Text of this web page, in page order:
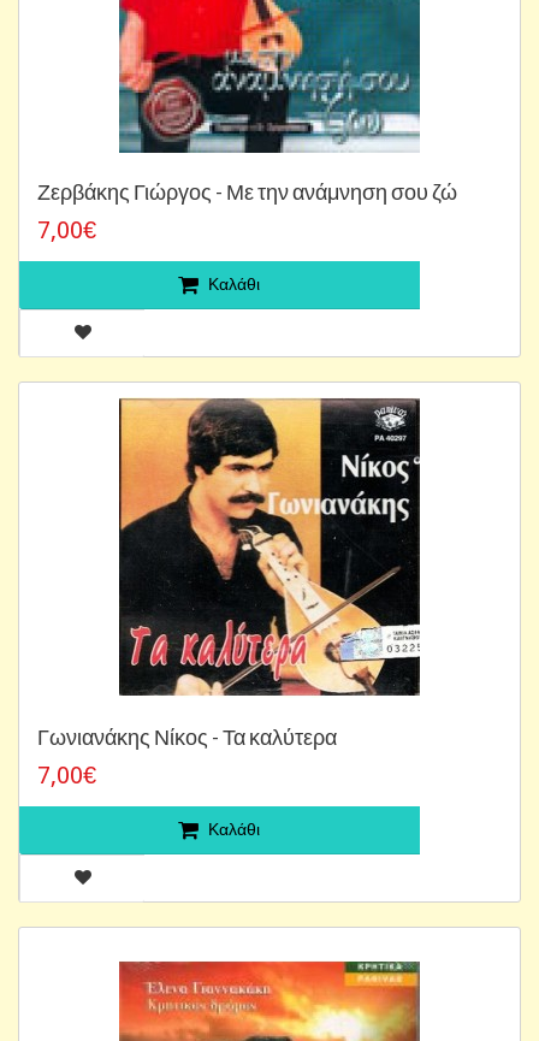
Ζερβάκης Γιώργος - Με την ανάμνηση σου ζώ
7,00€
Καλάθι
Γωνιανάκης Νίκος - Τα καλύτερα
7,00€
Καλάθι